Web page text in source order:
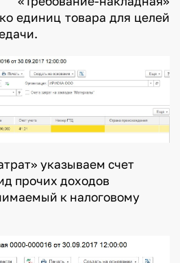
единиц товара для целей
указываем счет
прочих доходов
к налоговому